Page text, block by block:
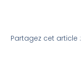
Partagez cet article :